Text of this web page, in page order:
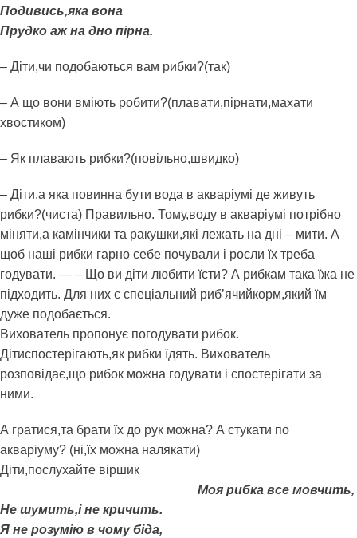
Подивись,яка вона
Прудко аж на дно пірна.
– Діти,чи подобаються вам рибки?(так)
– А що вони вміють робити?(плавати,пірнати,махати
хвостиком)
– Як плавають рибки?(повільно,швидко)
– Діти,а яка повинна бути вода в акваріумі де живуть
рибки?(чиста) Правильно. Тому,воду в акваріумі потрібно
міняти,а камінчики та ракушки,які лежать на дні – мити. А
щоб наші рибки гарно себе почували і росли їх треба
годувати. — – Що ви діти любити їсти? А рибкам така їжа не
підходить. Для них є спеціальний риб’ячийкорм,який їм
дуже подобається.
Вихователь пропонує погодувати рибок.
Дітиспостерігають,як рибки їдять. Вихователь
розповідає,що рибок можна годувати і спостерігати за
ними.
А гратися,та брати їх до рук можна? А стукати по
акваріуму? (ні,їх можна налякати)
Діти,послухайте віршик
Моя рибка все мовчить,
Не шумить,і не кричить.
Я не розумію в чому біда,